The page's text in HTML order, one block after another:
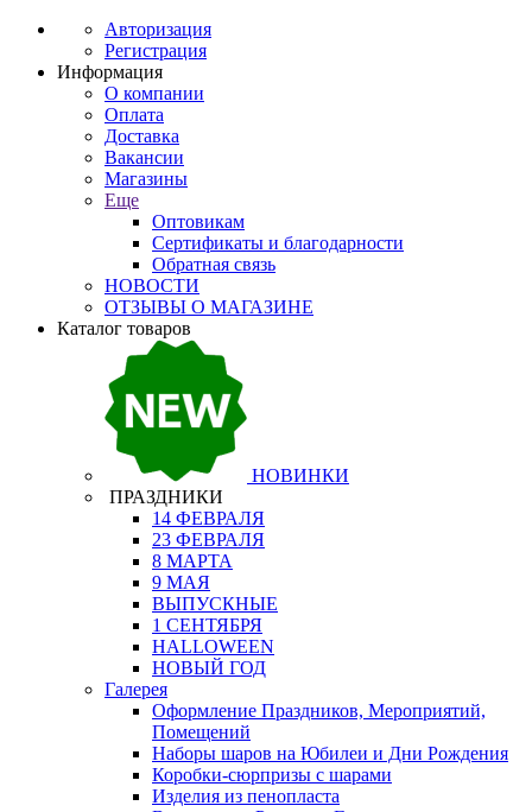
Авторизация
Регистрация
Информация
О компании
Оплата
Доставка
Вакансии
Магазины
Еще
Оптовикам
Сертификаты и благодарности
Обратная связь
НОВОСТИ
ОТЗЫВЫ О МАГАЗИНЕ
Каталог товаров
НОВИНКИ
ПРАЗДНИКИ
14 ФЕВРАЛЯ
23 ФЕВРАЛЯ
8 МАРТА
9 МАЯ
ВЫПУСКНЫЕ
1 СЕНТЯБРЯ
HALLOWEEN
НОВЫЙ ГОД
Галерея
Оформление Праздников, Мероприятий,
Помещений
Наборы шаров на Юбилеи и Дни Рождения
Коробки-сюрпризы с шарами
Изделия из пенопласта